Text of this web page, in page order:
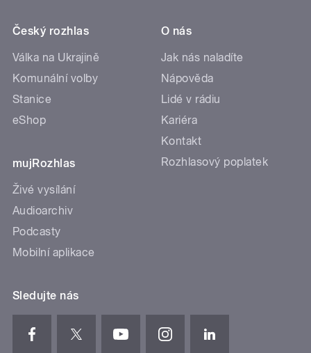
Český rozhlas
Válka na Ukrajině
Komunální volby
Stanice
eShop
mujRozhlas
Živé vysílání
Audioarchiv
Podcasty
Mobilní aplikace
O nás
Jak nás naladíte
Nápověda
Lidé v rádiu
Kariéra
Kontakt
Rozhlasový poplatek
Sledujte nás